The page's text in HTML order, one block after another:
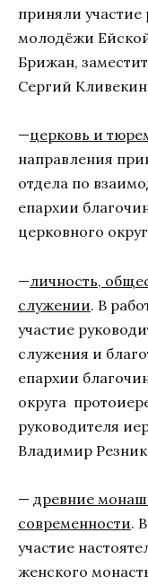
приняли участие
молодёжи
Брижан,
Сергий
—церковь и
направления
отдела по
епархии
церковного
—личность,
служении. В
участие
служения и
епархии
округа
руководителя
Владимир
— древние
современности.
участие
женского